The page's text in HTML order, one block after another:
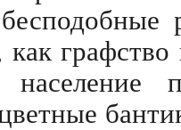
как
население